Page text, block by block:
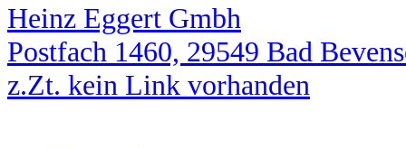
Heinz Eggert Gmbh
Postfach 1460, 29549 Bad
z.Zt. kein Link vorhanden